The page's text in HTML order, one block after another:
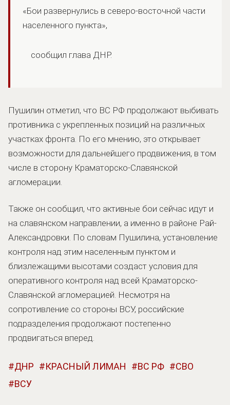
«Бои развернулись в северо-восточной части
населенного пункта»,
сообщил глава ДНР.
Пушилин отметил, что ВС РФ продолжают выбивать
противника с укрепленных позиций на различных
участках фронта. По его мнению, это открывает
возможности для дальнейшего продвижения, в том
числе в сторону Краматорско-Славянской
агломерации.
Также он сообщил, что активные бои сейчас идут и
на славянском направлении, а именно в районе Рай-
Александровки. По словам Пушилина, установление
контроля над этим населенным пунктом и
близлежащими высотами создаст условия для
оперативного контроля над всей Краматорско-
Славянской агломерацией. Несмотря на
сопротивление со стороны ВСУ, российские
подразделения продолжают постепенно
продвигаться вперед.
ДНР КРАСНЫЙ ЛИМАН ВС РФ
СВО
ВСУ